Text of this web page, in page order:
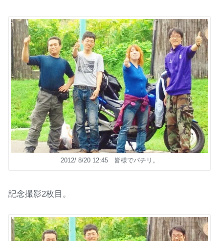
2012/ 8/20 12:45 皆様でパチリ。
記念撮影2枚目。